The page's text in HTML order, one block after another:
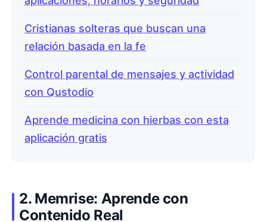
Cristianas solteras que buscan una
relación basada en la fe
Control parental de mensajes y actividad
con Qustodio
Aprende medicina con hierbas con esta
aplicación gratis
2. Memrise: Aprende con
Contenido Real